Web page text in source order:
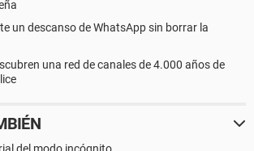
un descanso de WhatsApp sin borrar la
una red de canales de 4.000 años de